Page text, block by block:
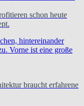
schon heute
braucht erfahrene